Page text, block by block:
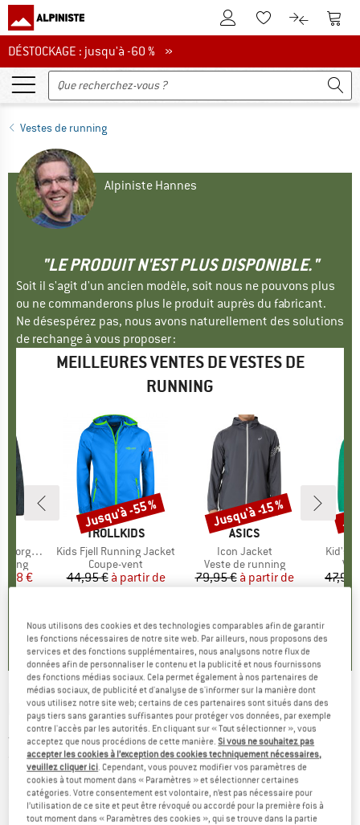
Vers le compte client
Vers la liste
Vers le
DÉSTOCKAGE : jusqu'à -60 %
DÉSTOCKAGE : jusqu'à -60 % »
Vestes de running
Alpiniste Hannes
"LE PRODUIT N'EST PLUS DISPONIBLE."
Soit il s'agit d'un ancien modèle, soit nous ne pouvons plus
ou ne commanderons plus le produit auprès du fabricant.
Ne désespérez pas, nous avons naturellement des solutions
de rechange à vous proposer :
MEILLEURES VENTES DE VESTES DE
RUNNING
Jacket
réduit
€
MARQUE
TROLLKIDS
Article
Kids Fjell Running Jacket
Product group
Coupe-vent
Prix
44,95 € Prix réduit
à partir de
4,9(17)
Remise
Jusqu'à -55 %
MARQUE
ASICS
Article
Icon Jacket
Product group
Veste de running
Prix
79,95 € Prix réduit
à partir de
0,0(0)
Remise
Jusqu'à -15 %
Article
Kid's
47,95
NIKE -Women's Essential Women's Running
Jacket - Veste de running
(0)
Nous utilisons des cookies et des technologies comparables afin de garantir
les fonctions nécessaires de notre site web. Par ailleurs, nous proposons des
services et des fonctions supplémentaires, nous analysons notre flux de
données afin de personnaliser le contenu et la publicité et nous fournissons
des fonctions médias sociaux. Cela permet également à nos partenaires de
médias sociaux, de publicité et d'analyse de s'informer sur la manière dont
vous utilisez notre site web; certains de ces partenaires sont situés dans des
pays tiers sans garanties suffisantes pour protéger vos données, par exemple
contre l'accès par les autorités. En cliquant sur « Tout sélectionner », vous
acceptez que nous procédions de cette manière.Si vous ne souhaitez pas
accepter les cookies à l’exception des cookies techniquement nécessaires,
veuillez cliquer ici. Cependant, vous pouvez modifier vos paramètres de
cookies à tout moment dans « Paramètres » et sélectionner certaines
catégories. Votre consentement est volontaire, n’est pas nécessaire pour
l’utilisation de ce site et peut être révoqué ou accordé pour la première fois à
tout moment dans « Paramètres des cookies », qui se trouve dans la partie